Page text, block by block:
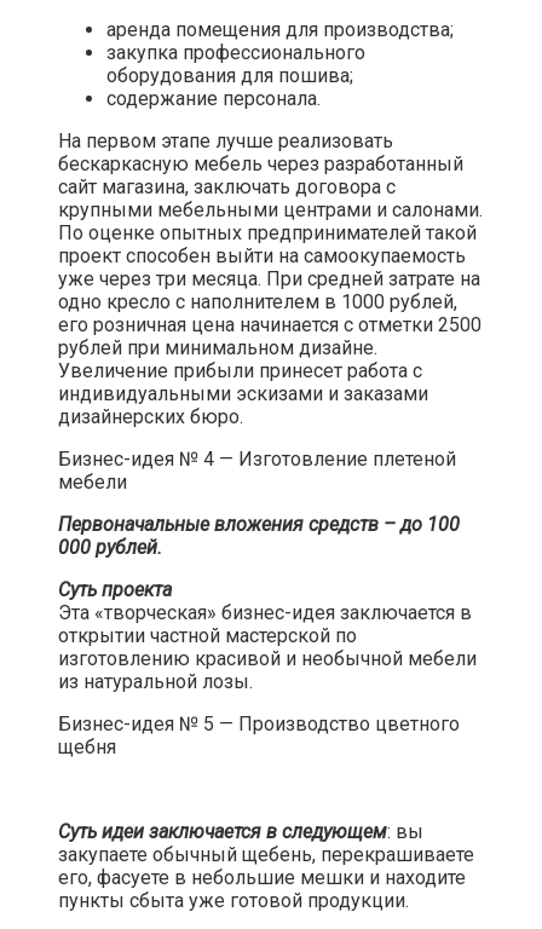
аренда помещения для производства;
закупка профессионального
оборудования для пошива;
содержание персонала.
На первом этапе лучше реализовать
бескаркасную мебель через разработанный
сайт магазина, заключать договора с
крупными мебельными центрами и салонами.
По оценке опытных предпринимателей такой
проект способен выйти на самоокупаемость
уже через три месяца. При средней затрате на
одно кресло с наполнителем в 1000 рублей,
его розничная цена начинается с отметки 2500
рублей при минимальном дизайне.
Увеличение прибыли принесет работа с
индивидуальными эскизами и заказами
дизайнерских бюро.​
Бизнес-идея № 4 — Изготовление плетеной
мебели​
Первоначальные вложения средств – до 100
000 рублей.
Суть проекта
Эта «творческая» бизнес-идея заключается в
открытии частной мастерской по
изготовлению красивой и необычной мебели
из натуральной лозы.​
Бизнес-идея № 5 — Производство цветного
щебня​
Суть идеи заключается в следующем: вы
закупаете обычный щебень, перекрашиваете
его, фасуете в небольшие мешки и находите
пункты сбыта уже готовой продукции.​